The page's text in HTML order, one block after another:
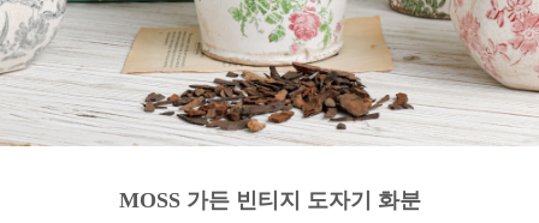
MOSS 가든 빈티지 도자기 화분